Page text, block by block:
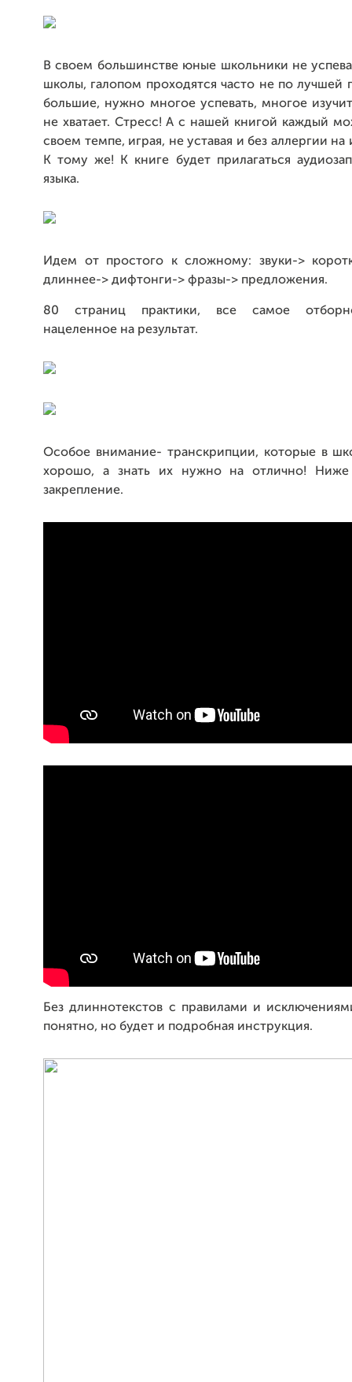
В своем большинстве юные школьники не
школы, галопом проходятся часто не по лучшей
большие, нужно многое успевать, многое
не хватает. Стресс! А с нашей книгой каждый
своем темпе, играя, не уставая и без аллергии
К тому же! К книге будет прилагаться
языка.
Идем от простого к сложному: звуки->
длиннее-> дифтонги-> фразы-> предложения.
80 страниц практики, все самое
нацеленное на результат.
Особое внимание- транскрипции, которые в
хорошо, а знать их нужно на отлично!
закрепление.
Без длиннотекстов с правилами и
понятно, но будет и подробная инструкция.